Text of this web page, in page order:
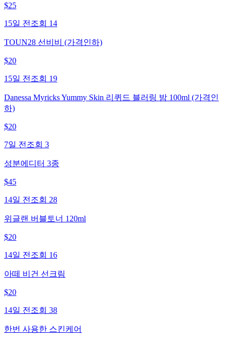
$25
15일 전 조회 14
TOUN28 선비비 (가격인하)
$20
15일 전 조회 19
Danessa Myricks Yummy Skin 리퀴드 블러링 밤 100ml (가격인
하)
$20
7일 전 조회 3
성분에디터 3종
$45
14일 전 조회 28
위글랜 버블토너 120ml
$20
14일 전 조회 16
아떼 비건 선크림
$20
14일 전 조회 38
한번 사용한 스킨케어